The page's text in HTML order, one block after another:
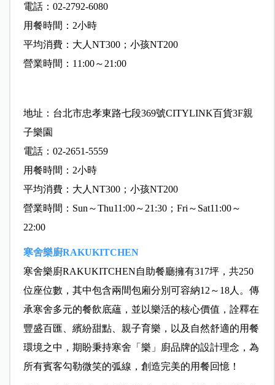
電話：02-2792-6080
用餐時間：2小時
平均消費：大人NT300；小孩NT200
營業時間：11:00～21:00
地址：台北市忠孝東路七段369號CITYLINK百貨3F親
子樂園
電話：02-2651-5559
用餐時間：2小時
平均消費：大人NT300；小孩NT200
營業時間：Sun～Thu11:00～21:30； Fri～Sat11:00～
22:00
寒舍樂廚RAKUKITCHEN
寒舍樂廚RAKUKITCHEN自助餐廳擁有317坪，共250
位座位數，其中包含兩間包廂分別可容納12～18人。傳
承寒舍多元的餐飲底蘊，並以樂活的核心價值，詮釋在
豐盛百匯、繽紛甜點、親子育樂，以及自然舒適的用餐
環境之中，期盼秉持寒舍「樂」廚品牌的設計理念，為
所有賓客勾勒微笑的弧線，創造完美的用餐回憶！